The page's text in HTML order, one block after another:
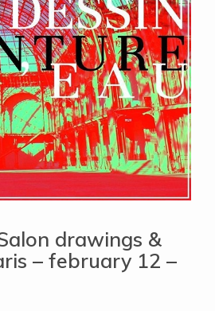
drawings &
– february 12 –